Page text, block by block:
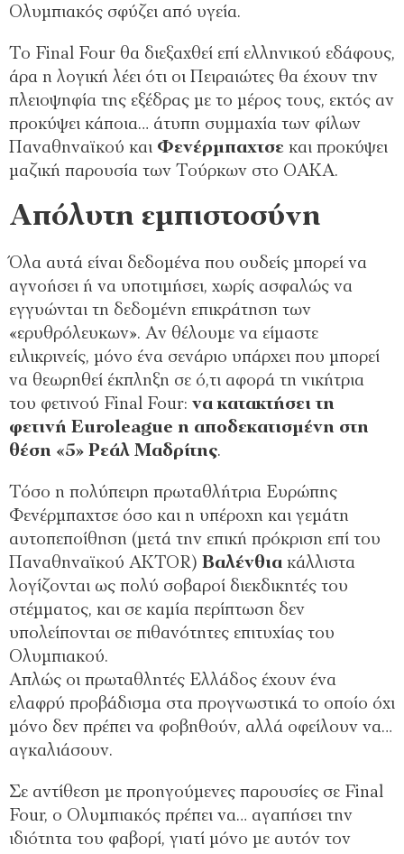
Ολυμπιακός σφύζει από υγεία.
Το Final Four θα διεξαχθεί επί ελληνικού εδάφους,
άρα η λογική λέει ότι οι Πειραιώτες θα έχουν την
πλειοψηφία της εξέδρας με το μέρος τους, εκτός αν
προκύψει κάποια… άτυπη συμμαχία των φίλων
Παναθηναϊκού και Φενέρμπαχτσε και προκύψει
μαζική παρουσία των Τούρκων στο ΟΑΚΑ.
Απόλυτη εμπιστοσύνη
Όλα αυτά είναι δεδομένα που ουδείς μπορεί να
αγνοήσει ή να υποτιμήσει, χωρίς ασφαλώς να
εγγυώνται τη δεδομένη επικράτηση των
«ερυθρόλευκων». Αν θέλουμε να είμαστε
ειλικρινείς, μόνο ένα σενάριο υπάρχει που μπορεί
να θεωρηθεί έκπληξη σε ό,τι αφορά τη νικήτρια
του φετινού Final Four: να κατακτήσει τη
φετινή Euroleague η αποδεκατισμένη στη
θέση «5» Ρεάλ Μαδρίτης.
Τόσο η πολύπειρη πρωταθλήτρια Ευρώπης
Φενέρμπαχτσε όσο και η υπέροχη και γεμάτη
αυτοπεποίθηση (μετά την επική πρόκριση επί του
Παναθηναϊκού AKTOR) Βαλένθια κάλλιστα
λογίζονται ως πολύ σοβαροί διεκδικητές του
στέμματος, και σε καμία περίπτωση δεν
υπολείπονται σε πιθανότητες επιτυχίας του
Ολυμπιακού.
Απλώς οι πρωταθλητές Ελλάδος έχουν ένα
ελαφρύ προβάδισμα στα προγνωστικά το οποίο όχι
μόνο δεν πρέπει να φοβηθούν, αλλά οφείλουν να…
αγκαλιάσουν.
Σε αντίθεση με προηγούμενες παρουσίες σε Final
Four, ο Ολυμπιακός πρέπει να… αγαπήσει την
ιδιότητα του φαβορί, γιατί μόνο με αυτόν τον